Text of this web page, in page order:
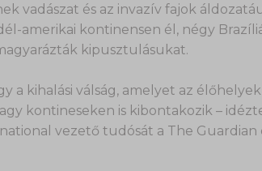
vadászat és az invazív fajok
amerikai kontinensen él, négy
kipusztulásukat.
a kihalási válság, amelyet az élőhelyek
kontineseken is kibontakozik –
vezető tudósát a The Guardian